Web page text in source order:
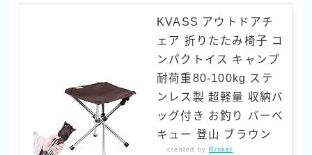
KVASS アウトドアチ
ェア 折りたたみ椅子 コ
ンパクトイス キャンプ
耐荷重80-100kg ステ
ンレス製 超軽量 収納バ
ッグ付き お釣り バーベ
キュー 登山 ブラウン
created by Rinker